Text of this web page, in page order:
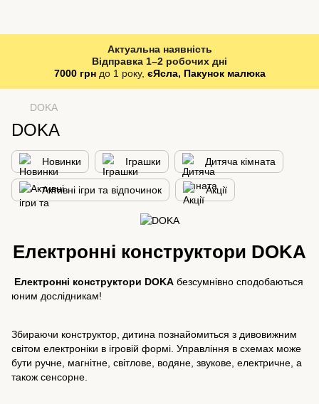
Актуальна наявність
Відправка 1–2 робочих дні
7000 грндо 1 року, єЯсла, Пакунок малюка
DOKA
DOKA
Новинки Іграшки Дитяча кімната
Активні ігри та відпочинок Акції
Електронні конструктори DOKA
Електронні конструктори DOKA безсумнівно сподобаються
юним дослідникам!
Збираючи конструктор, дитина познайомиться з дивовижним
світом електроніки в ігровій формі. Управління в схемах може
бути ручне, магнітне, світлове, водяне, звукове, електричне, а
також сенсорне.